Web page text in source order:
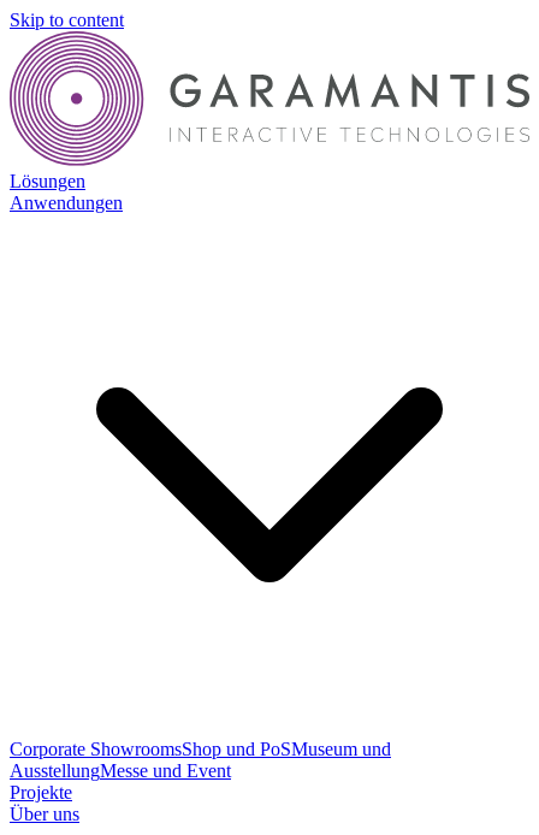
Skip to content
Lösungen
Anwendungen
Corporate ShowroomsShop und PoSMuseum und
AusstellungMesse und Event
Projekte
Über uns